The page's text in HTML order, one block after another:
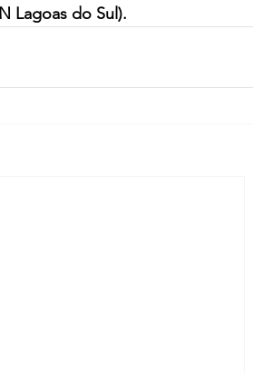
Lagoas do Sul).